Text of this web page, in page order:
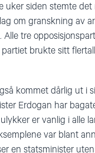
uker siden stemte det
om granskning av
Alle tre
brukte sitt
kommet dårlig ut i
Erdogan har
er vanlig i alle
var blant
en statsminister